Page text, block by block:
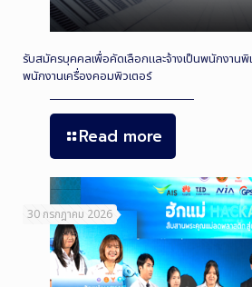
รับสมัครบุคคลเพื่อคัดเลือกและจ้างเป็นพนักงานพิเ
พนักงานเครื่องคอมพิวเตอร์
Read more
30 กรกฎาคม 2026